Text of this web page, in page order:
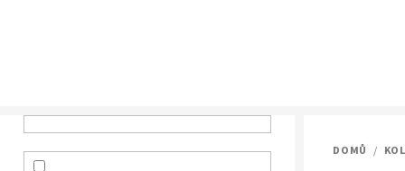
DOMŮ /